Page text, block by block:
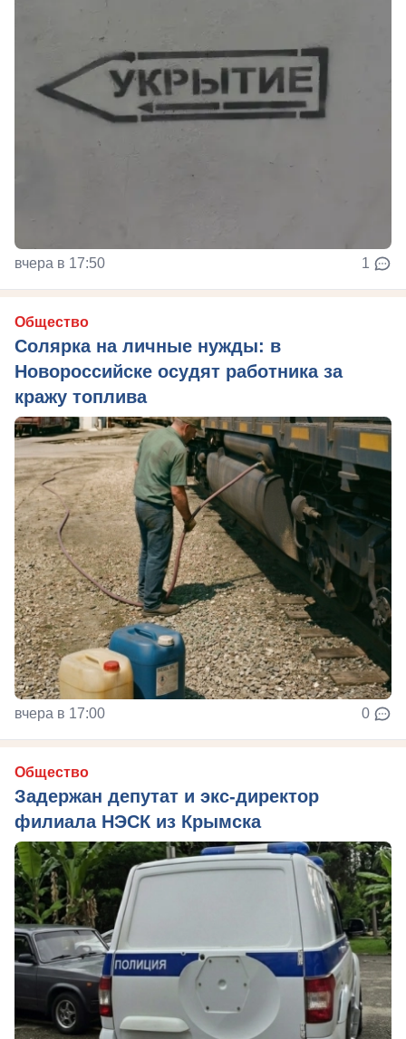
вчера в 17:50 1
Общество
Солярка на личные нужды: в
Новороссийске осудят работника за
кражу топлива
вчера в 17:00 0
Общество
Задержан депутат и экс-директор
филиала НЭСК из Крымска